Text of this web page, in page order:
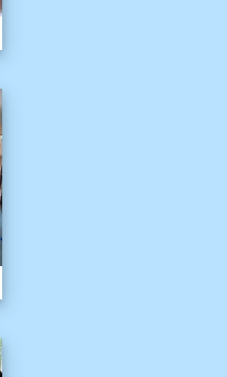
111伴讀媽媽教師節